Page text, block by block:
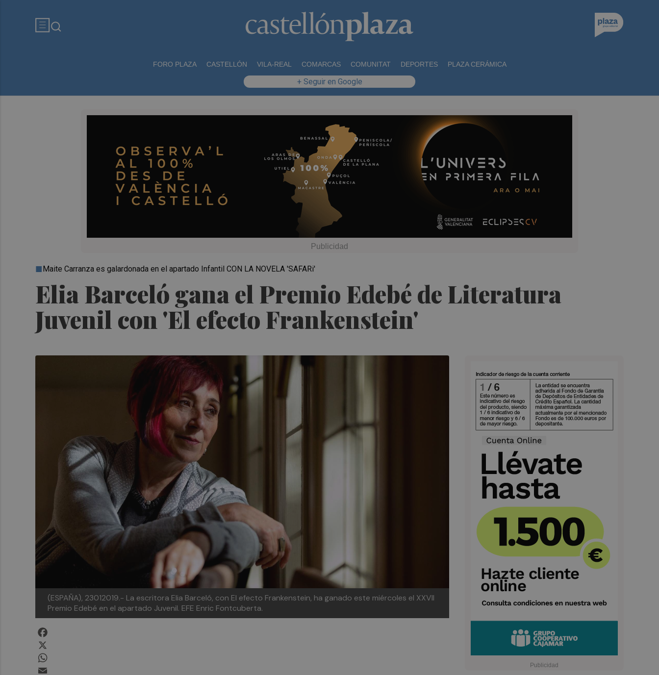
FORO PLAZA CASTELLÓN VILA-REAL COMARCAS COMUNITAT DEPORTES PLAZA CERÁMICA
+ Seguir en Google
Elia Barceló gana el Premio Edebé de Literatura
Juvenil con 'El efecto Frankenstein'
Maite Carranza es galardonada en el apartado Infantil CON LA NOVELA 'SAFARi'
(ESPAÑA), 23012019.- La escritora Elia Barceló, con El efecto Frankenstein, ha ganado este miércoles el XXVII
Premio Edebé en el apartado Juvenil. EFE Enric Fontcuberta.